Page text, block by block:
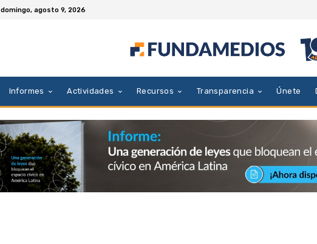
domingo, agosto 9, 2026
Informes Actividades Recursos Transparencia Únete